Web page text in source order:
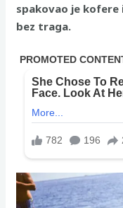
spakovao je kofere
bez traga.